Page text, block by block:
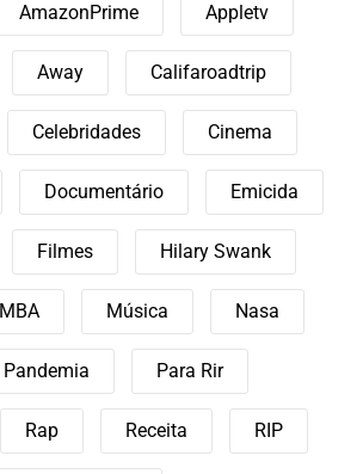
AmazonPrime Appletv
Away Califaroadtrip
Celebridades Cinema
Documentário Emicida
Filmes Hilary Swank
MBA Música Nasa
Pandemia Para Rir
Rap Receita RIP